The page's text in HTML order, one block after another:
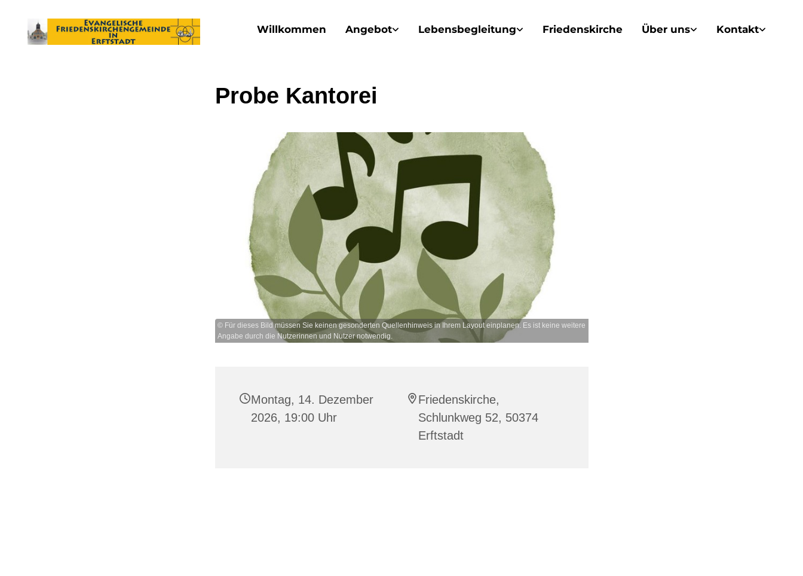
Willkommen Angebot Lebensbegleitung Friedenskirche Über uns Kontakt
Probe Kantorei
© Für dieses Bild müssen Sie keinen gesonderten Quellenhinweis in Ihrem Layout einplanen. Es ist keine weitere
Angabe durch die Nutzerinnen und Nutzer notwendig.
Montag, 14. Dezember
2026, 19:00 Uhr
Friedenskirche,
Schlunkweg 52, 50374
Erftstadt